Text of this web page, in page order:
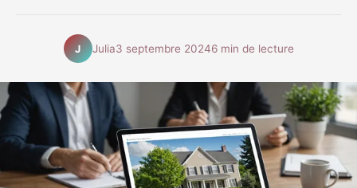
J Julia3 septembre 20246 min de lecture